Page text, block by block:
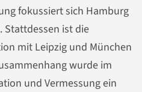
fokussiert sich Hamburg
Stattdessen ist die
mit Leipzig und München
wurde im
und Vermessung ein